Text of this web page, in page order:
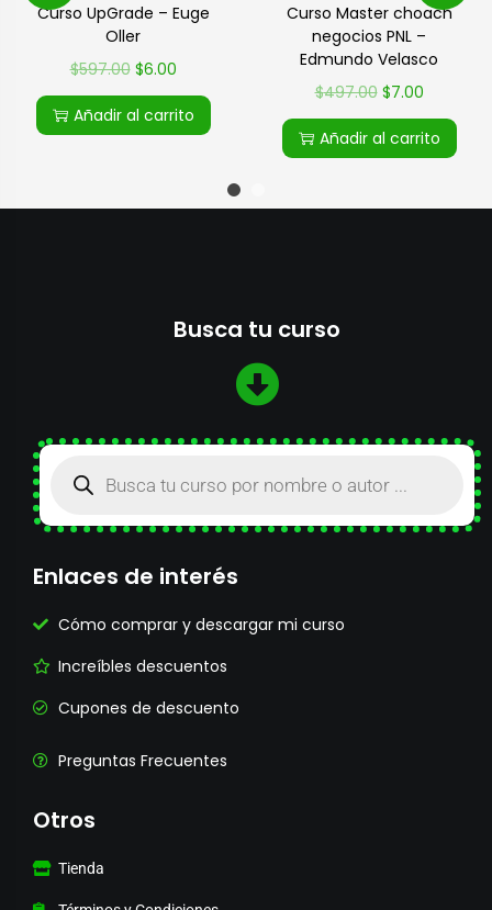
Curso UpGrade – Euge
Oller
$597.00 $6.00
Añadir al carrito
Curso Master choach
negocios PNL –
Edmundo Velasco
$497.00 $7.00
Añadir al carrito
Busca tu curso
Enlaces de interés
Cómo comprar y descargar mi curso
Increíbles descuentos
Cupones de descuento
Preguntas Frecuentes
Otros
Tienda